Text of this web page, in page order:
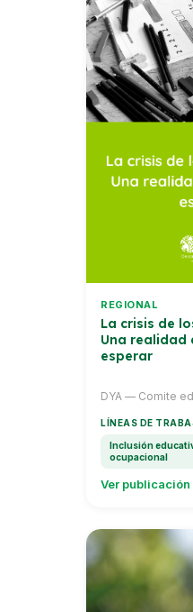
REGIONAL
La crisis de
Una realidad
esperar
DYA — Comite
LÍNEAS DE
Inclusión
ocupacional
Ver